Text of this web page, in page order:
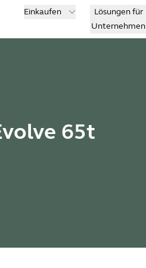
Einkaufen
Lösungen für
Unternehmen
65t